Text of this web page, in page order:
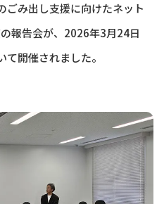
ごみ出し支援に向けたネット
報告会が、2026年3月24日
て開催されました。